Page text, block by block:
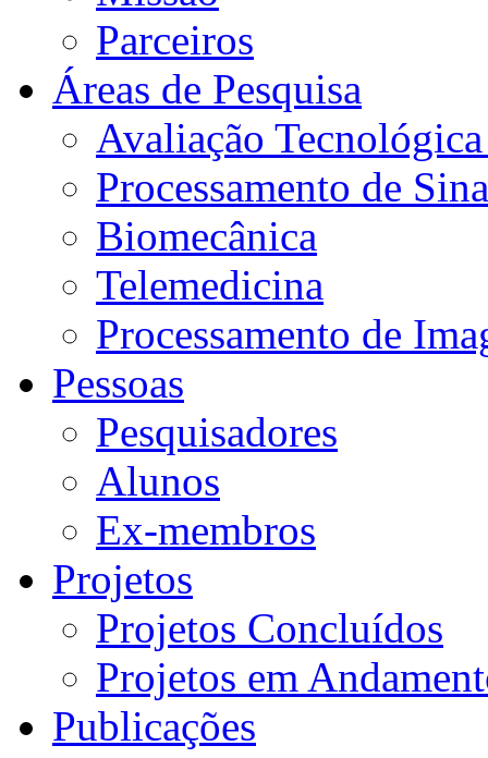
Parceiros
Áreas de Pesquisa
Avaliação
Processamento de
Biomecânica
Telemedicina
Processamento de
Pessoas
Pesquisadores
Alunos
Ex-membros
Projetos
Projetos Concluídos
Projetos em
Publicações